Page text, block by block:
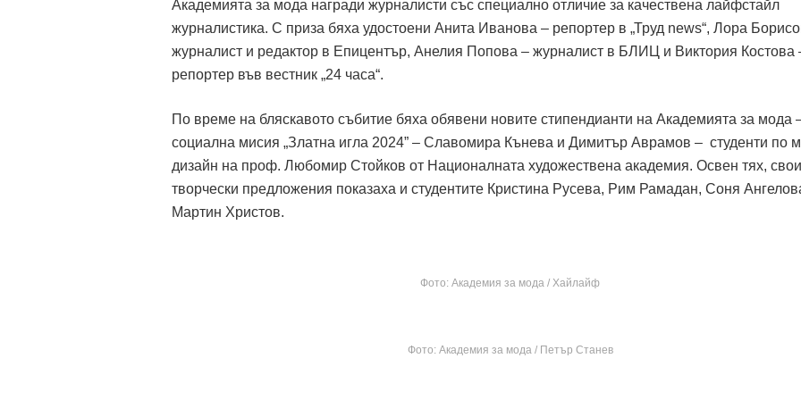
Академията за мода награди журналисти със специално отличие за качествена лайфстайл
журналистика. С приза бяха удостоени Анита Иванова – репортер в „Труд news“, Лора
журналист и редактор в Епицентър, Анелия Попова – журналист в БЛИЦ и Виктория Костова
репортер във вестник „24 часа“.
По време на бляскавото събитие бяха обявени новите стипендианти на Академията за мода
социална мисия „Златна игла 2024” – Славомира Кънева и Димитър Аврамов – студенти по
дизайн на проф. Любомир Стойков от Националната художествена академия. Освен тях, свои
творчески предложения показаха и студентите Кристина Русева, Рим Рамадан, Соня
Мартин Христов.
Фото: Академия за мода / Хайлайф
Фото: Академия за мода / Петър Станев